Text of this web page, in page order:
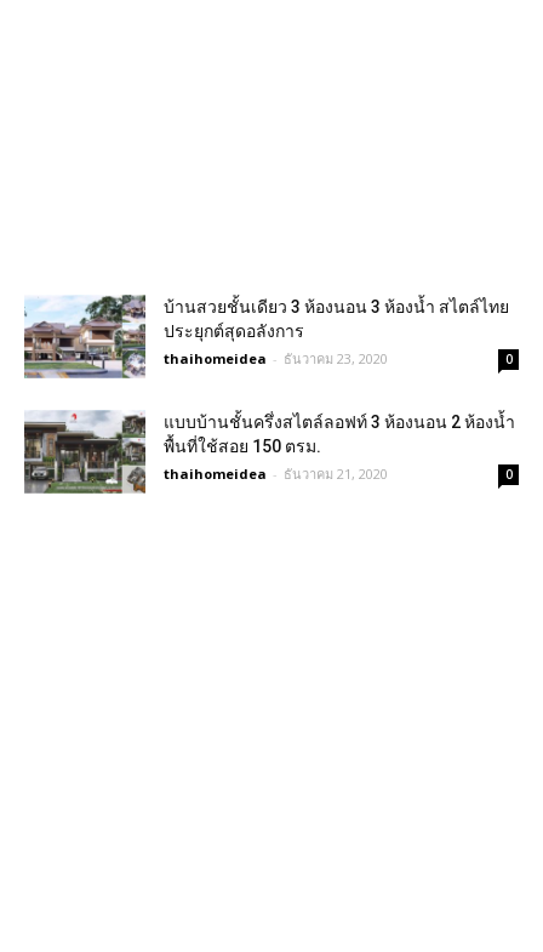
บ้านสวยชั้นเดียว 3 ห้องนอน 3 ห้องน้ำ สไตล์ไทย
ประยุกต์สุดอลังการ
thaihomeidea - ธันวาคม 23, 2020 0
แบบบ้านชั้นครึ่งสไตล์ลอฟท์ 3 ห้องนอน 2 ห้องน้ำ
พื้นที่ใช้สอย 150 ตรม.
thaihomeidea - ธันวาคม 21, 2020 0